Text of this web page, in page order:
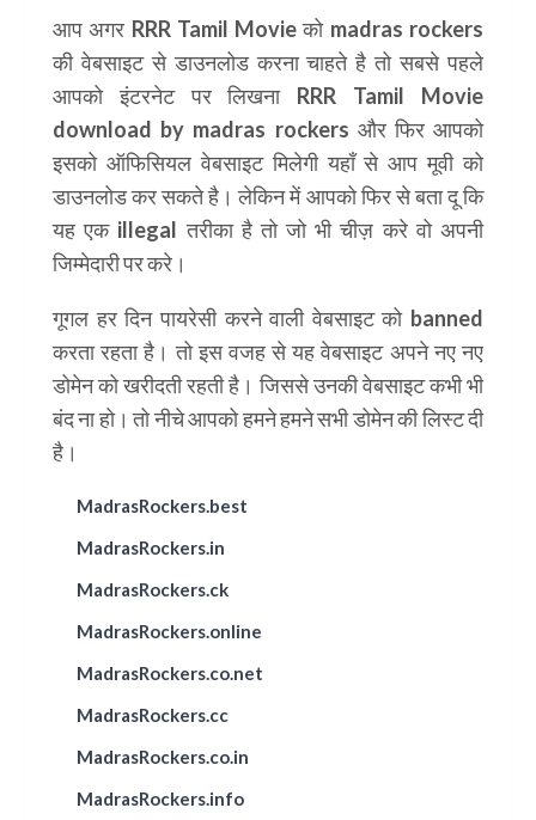
आप अगर RRR Tamil Movie को madras rockers
की वेबसाइट से डाउनलोड करना चाहते है तो सबसे पहले
आपको इंटरनेट पर लिखना RRR Tamil Movie
download by madras rockers और फिर आपको
इसको ऑफिसियल वेबसाइट मिलेगी यहाँ से आप मूवी को
डाउनलोड कर सकते है। लेकिन में आपको फिर से बता दू कि
यह एक illegal तरीका है तो जो भी चीज़ करे वो अपनी
जिम्मेदारी पर करे।
गूगल हर दिन पायरेसी करने वाली वेबसाइट को banned
करता रहता है। तो इस वजह से यह वेबसाइट अपने नए नए
डोमेन को खरीदती रहती है। जिससे उनकी वेबसाइट कभी भी
बंद ना हो। तो नीचे आपको हमने हमने सभी डोमेन की लिस्ट दी
है।
MadrasRockers.best
MadrasRockers.in
MadrasRockers.ck
MadrasRockers.online
MadrasRockers.co.net
MadrasRockers.cc
MadrasRockers.co.in
MadrasRockers.info